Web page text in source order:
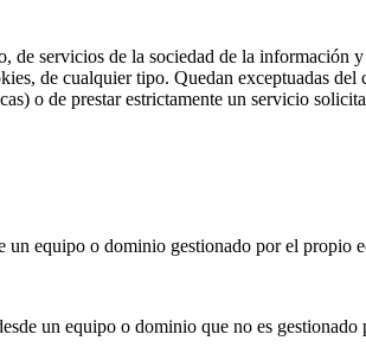
servicios de la sociedad de la información
de cualquier tipo. Quedan exceptuadas
o de prestar estrictamente un servicio
un equipo o dominio gestionado por el propio
un equipo o dominio que no es